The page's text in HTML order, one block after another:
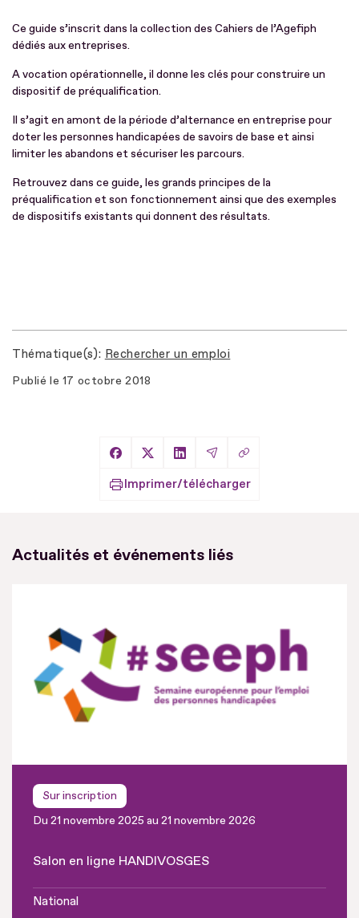
Ce guide s’inscrit dans la collection des Cahiers de l’Agefiph
dédiés aux entreprises.
A vocation opérationnelle, il donne les clés pour construire un
dispositif de préqualification.
Il s’agit en amont de la période d’alternance en entreprise pour
doter les personnes handicapées de savoirs de base et ainsi
limiter les abandons et sécuriser les parcours.
Retrouvez dans ce guide, les grands principes de la
préqualification et son fonctionnement ainsi que des exemples
de dispositifs existants qui donnent des résultats.
Thématique(s) Rechercher un emploi
Publié le 17 octobre 2018
Partager sur Facebook
Partager sur X
Partager sur LinkedIn
Partager par Email
Copier le lien
Imprimer/télécharger
Actualités et événements liés
Sur inscription
Du 21 novembre 2025 au 21 novembre 2026
Salon en ligne HANDIVOSGES
National